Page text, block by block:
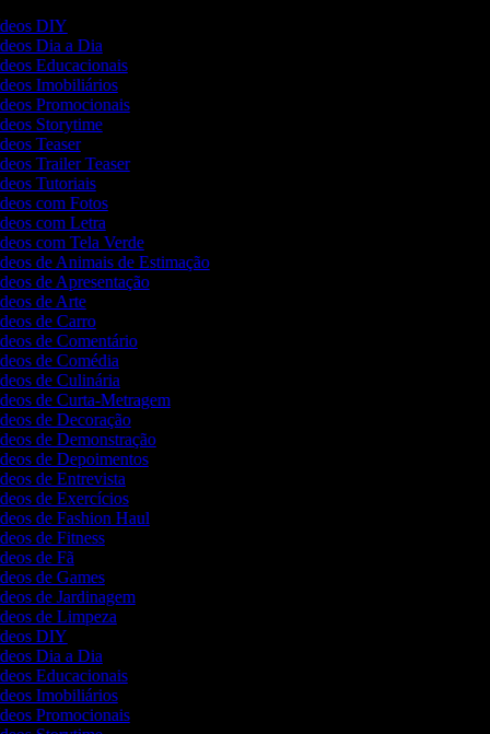
DIY
Dia a Dia
Educacionais
Imobiliários
Promocionais
Storytime
Teaser
Trailer Teaser
Tutoriais
com Fotos
com Letra
com Tela Verde
de Animais de Estimação
de Apresentação
de Arte
de Carro
de Comentário
de Comédia
de Culinária
de Curta-Metragem
de Decoração
de Demonstração
de Depoimentos
de Entrevista
de Exercícios
de Fashion Haul
de Fitness
de Fã
de Games
de Jardinagem
de Limpeza
DIY
Dia a Dia
Educacionais
Imobiliários
Promocionais